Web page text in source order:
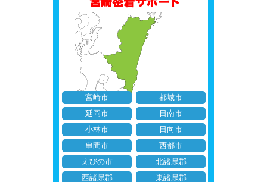
宮崎市
都城市
延岡市
日南市
小林市
日向市
串間市
西都市
えびの市
北諸県郡
西諸県郡
東諸県郡